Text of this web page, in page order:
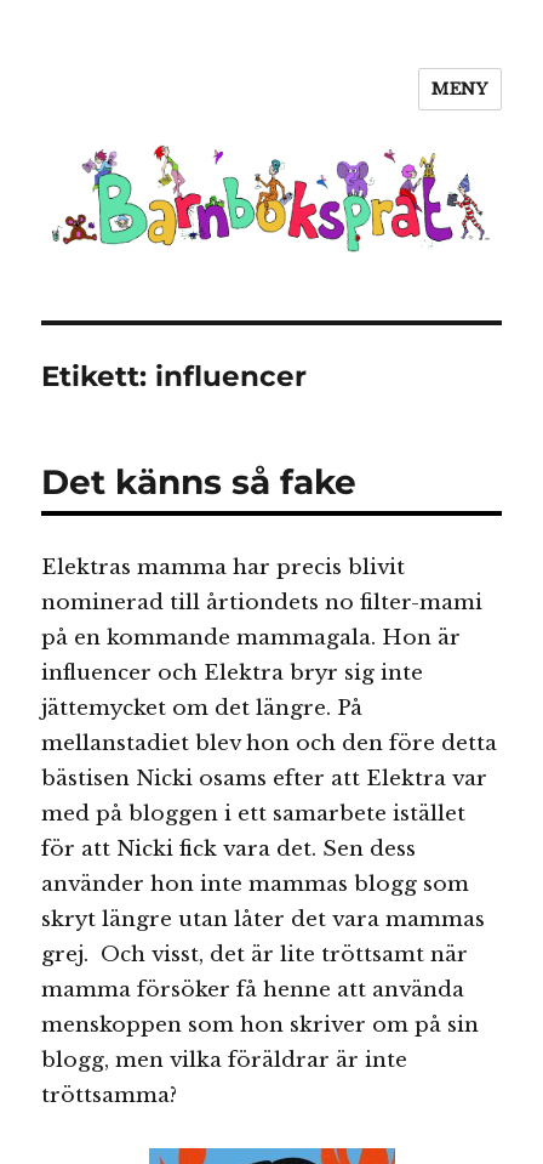
MENY
Etikett: influencer
Det känns så fake
Elektras mamma har precis blivit
nominerad till årtiondets no filter-mami
på en kommande mammagala. Hon är
influencer och Elektra bryr sig inte
jättemycket om det längre. På
mellanstadiet blev hon och den före detta
bästisen Nicki osams efter att Elektra var
med på bloggen i ett samarbete istället
för att Nicki fick vara det. Sen dess
använder hon inte mammas blogg som
skryt längre utan låter det vara mammas
grej. Och visst, det är lite tröttsamt när
mamma försöker få henne att använda
menskoppen som hon skriver om på sin
blogg, men vilka föräldrar är inte
tröttsamma?